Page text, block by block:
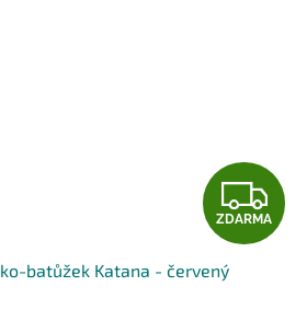
Z
D
ZDARMA
batůžek Katana - červený